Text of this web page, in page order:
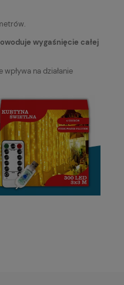
wygaśnięcie całej
na działanie